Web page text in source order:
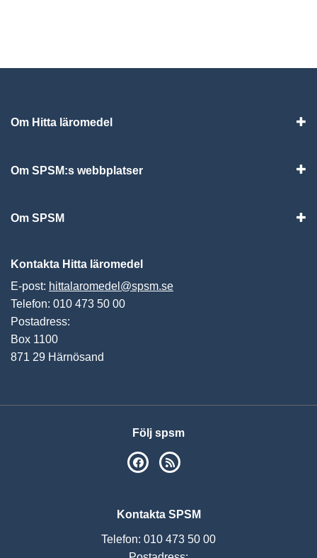
Om Hitta läromedel
Om SPSM:s webbplatser
Om SPSM
Kontakta Hitta läromedel
E-post: hittalaromedel@spsm.se
Telefon: 010 473 50 00
Postadress:
Box 1100
871 29 Härnösand
Följ spsm
SPSM på Facebook
Kontakta SPSM
Telefon: 010 473 50 00